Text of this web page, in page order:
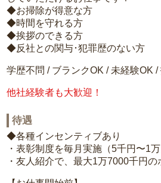
◆お掃除が得意な方
◆時間を守れる方
◆挨拶のできる方
◆反社との関与･犯罪歴のない方
学歴不問 / ブランクOK / 未経験OK
他社経験者も大歓迎！
待遇
◆各種インセンティブあり
・表彰制度を毎月実施（5千円〜1
・友人紹介で、最大1万7000千円